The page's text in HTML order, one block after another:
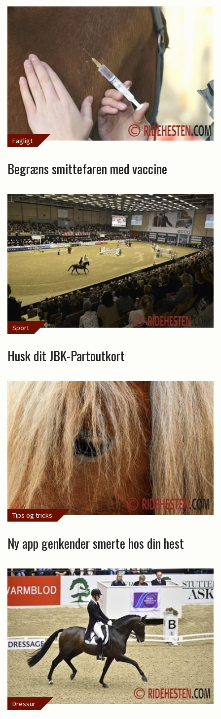
Fagligt
Begræns smittefaren med vaccine
Sport
Husk dit JBK-Partoutkort
Tips og tricks
Ny app genkender smerte hos din hest
Dressur